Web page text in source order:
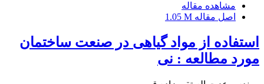
مشاهده مقاله
اصل مقاله 1.05 M
استفاده از مواد گیاهی در صنعت ساختمان
مورد مطالعه : نی